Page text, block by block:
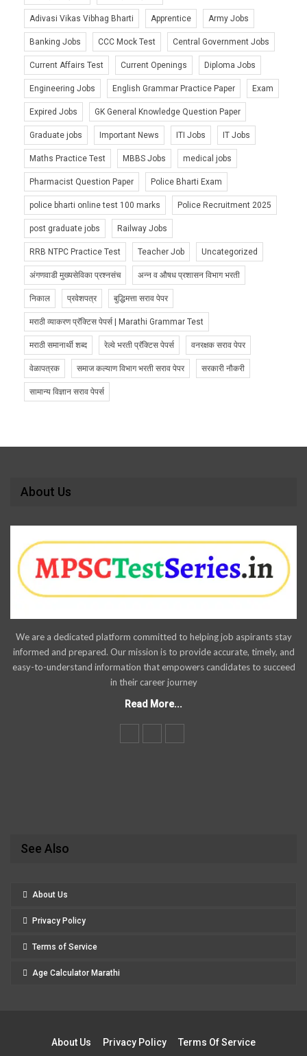
Adivasi Vikas Vibhag Bharti Apprentice Army Jobs
Banking Jobs CCC Mock Test Central Government Jobs
Current Affairs Test Current Openings Diploma Jobs
Engineering Jobs English Grammar Practice Paper Exam
Expired Jobs GK General Knowledge Question Paper
Graduate jobs Important News ITI Jobs IT Jobs
Maths Practice Test MBBS Jobs medical jobs
Pharmacist Question Paper Police Bharti Exam
police bharti online test 100 marks Police Recruitment 2025
post graduate jobs Railway Jobs
RRB NTPC Practice Test Teacher Job Uncategorized
अंगणवाडी मुख्यसेविका प्रश्नसंच अन्न व औषध प्रशासन विभाग भरती
निकाल प्रवेशपत्र बुद्धिमत्ता सराव पेपर
मराठी व्याकरण प्रॅक्टिस पेपर्स | Marathi Grammar Test
मराठी समानार्थी शब्द रेल्वे भरती प्रॅक्टिस पेपर्स वनरक्षक सराव पेपर
वेळापत्रक समाज कल्याण विभाग भरती सराव पेपर सरकारी नौकरी
सामान्य विज्ञान सराव पेपर्स
About Us
We are a dedicated platform committed to helping job aspirants stay
informed and prepared. Our mission is to provide accurate, timely, and
easy-to-understand information that empowers candidates to succeed
in their career journey
Read More...
See Also
About Us
Privacy Policy
Terms of Service
Age Calculator Marathi
About Us Privacy Policy Terms Of Service